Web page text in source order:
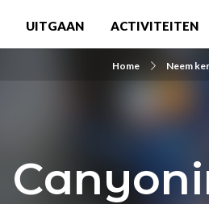
UITGAAN ACTIVITEITEN
Home Neem